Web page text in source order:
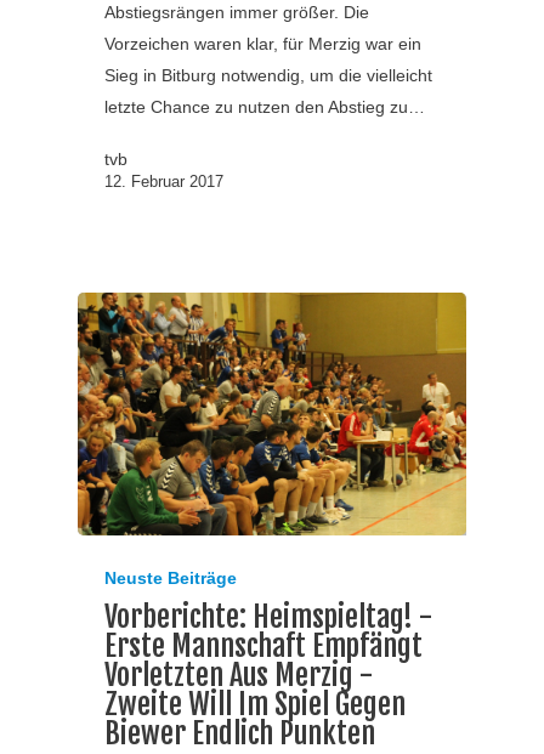
Abstiegsrängen immer größer. Die
Vorzeichen waren klar, für Merzig war ein
Sieg in Bitburg notwendig, um die vielleicht
letzte Chance zu nutzen den Abstieg zu…
tvb
12. Februar 2017
Neuste Beiträge
Vorberichte: Heimspieltag! -
Erste Mannschaft Empfängt
Vorletzten Aus Merzig -
Zweite Will Im Spiel Gegen
Biewer Endlich Punkten